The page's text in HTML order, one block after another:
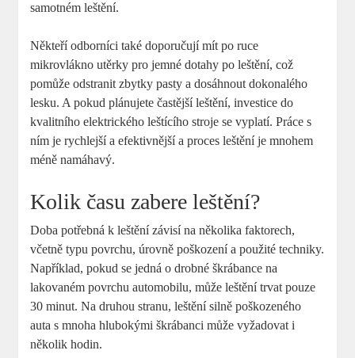
samotném leštění.
Někteří odborníci také doporučují mít po ruce
mikrovlákno utěrky pro jemné dotahy po leštění, což
pomůže odstranit zbytky pasty a dosáhnout dokonalého
lesku. A pokud plánujete častější leštění, investice do
kvalitního elektrického leštícího stroje se vyplatí. Práce s
ním je rychlejší a efektivnější a proces leštění je mnohem
méně namáhavý.
Kolik času zabere leštění?
Doba potřebná k leštění závisí na několika faktorech,
včetně typu povrchu, úrovně poškození a použité techniky.
Například, pokud se jedná o drobné škrábance na
lakovaném povrchu automobilu, může leštění trvat pouze
30 minut. Na druhou stranu, leštění silně poškozeného
auta s mnoha hlubokými škrábanci může vyžadovat i
několik hodin.